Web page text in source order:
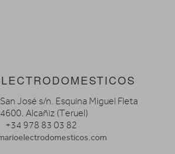
José s/n. Esquina Miguel Fleta
Alcañiz (Teruel)
+34 978 83 03 82